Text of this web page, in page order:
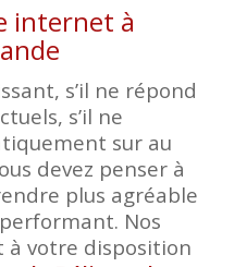
internet à
s’il ne répond
s’il ne
sur au
devez penser à
plus agréable
Nos
votre disposition